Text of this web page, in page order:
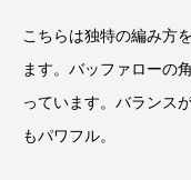
こちらは独特の編み方
ます。バッファローの
っています。バランス
もパワフル。